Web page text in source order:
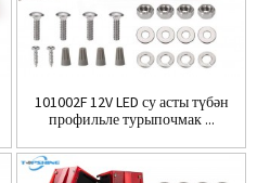
101002F 12V LED су асты түбән
профильле турыпочмак ...